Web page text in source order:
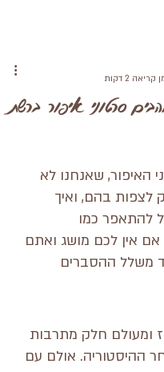
סרטוני איפור ברשת
קריאה 2 דקות
האיפור, שאנחנו לא
לצפות בהם, ואיך
להתאפר כמו
אם אין לכם מושג ואתם
משלל ההסברים
ומעולם חלק מתרבות
ההיסטוריה. אולם עם